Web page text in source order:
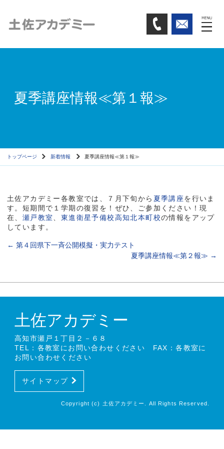
夏季講座情報≪第１報≫
トップページ 新着情報 夏季講座情報≪第１報≫
土佐アカデミー各教室では、７月下旬から 夏季講座を行いま
す。短期間で１学期の復習を！ぜひ、ご参加ください！現
在、 瀬戸教室 東進衛星予備校高知北本町校の情報をアップ
しています。
← 第４回県下一斉公開模擬・実力テスト
夏季講座情報≪第２報≫ →
土佐アカデミー
高知市瀬戸１丁目２－６８
TEL：各教室にお問い合わせください FAX：各教室に
お問い合わせください
サイトマップ
Copyright (c) 土佐アカデミー. All Rights Reserved.